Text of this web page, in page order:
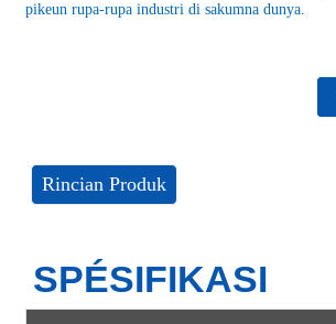
pikeun rupa-rupa industri di sakumna dunya.
Rincian Produk
SPÉSIFIKASI